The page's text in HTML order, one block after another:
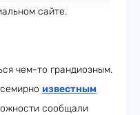
сайте.
чем-то грандиозным.
известным
сообщали